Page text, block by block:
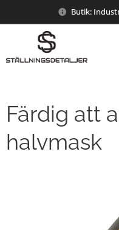
Butik:
Färdig att
halvmask